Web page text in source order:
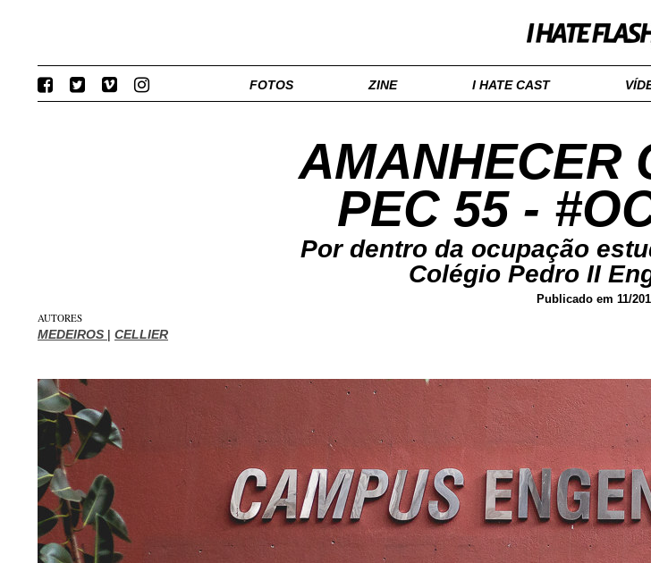
FOTOS ZINE I HATE CAST
AMANHECER
PEC 55 -
Por dentro da ocupação
Colégio Pedro II
Publicado em 11/
AUTORES
MEDEIROS | CELLIER